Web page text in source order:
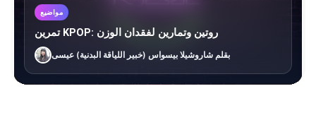
مواضيع
تمرين KPOP: روتين وتمارين لفقدان الوزن
بقلم شاروشيلا بيسواس (خبير اللياقة البدنية) عيسى